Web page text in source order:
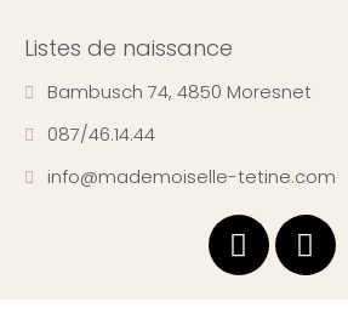
Listes de naissance
Bambusch 74, 4850 Moresnet
087/46.14.44
info@mademoiselle-tetine.com